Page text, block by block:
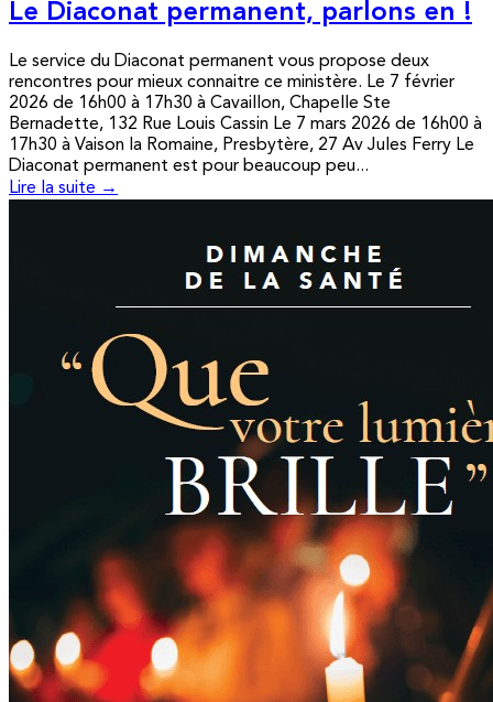
Le Diaconat permanent, parlons en !
Le service du Diaconat permanent vous propose deux
rencontres pour mieux connaitre ce ministère. Le 7 février
2026 de 16h00 à 17h30 à Cavaillon, Chapelle Ste
Bernadette, 132 Rue Louis Cassin Le 7 mars 2026 de 16h00 à
17h30 à Vaison la Romaine, Presbytère, 27 Av Jules Ferry Le
Diaconat permanent est pour beaucoup peu...
Lire la suite →